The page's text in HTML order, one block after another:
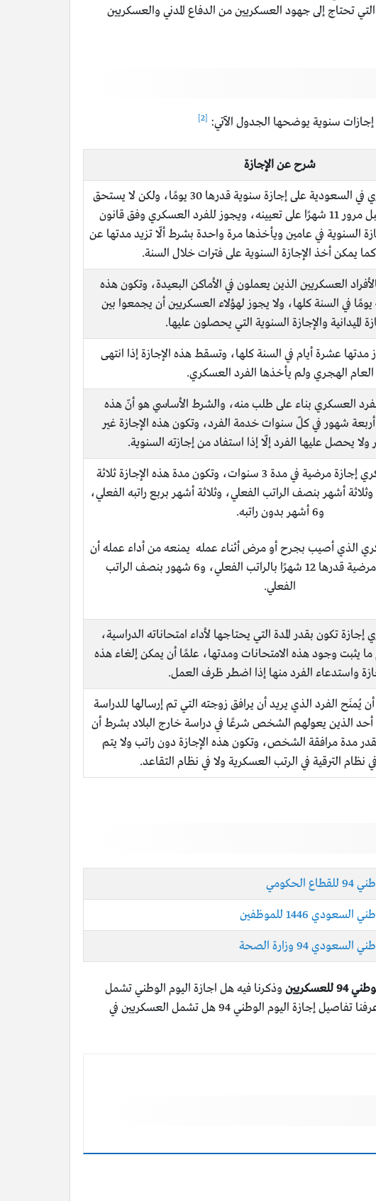
تحتاج إلى جهود العسكريين من الدفاع المدني والعسكريين
سنوية يوضحها الجدول الآتي: [2]
شرح عن الإجازة
يحصل الفرد العسكري في السعودية على إجازة سنوية قدرها 30 يومًا، ولكن لا يستحق
الفرد هذه الإجازة قبل مرور 11 شهرًا على تعيينه، ويجوز للفرد العسكري وفق قانون
السنوية في عامين ويأخذها مرة واحدة بشرط ألّا تزيد مدتها عن
العسكريين الذين يعملون في الأماكن البعيدة، وتكون هذه
الإجازة بين 15 و 45 يومًا في السنة كلها، ولا يجوز لهؤلاء العسكريين أن يجمعوا بين
الميدانية والإجازة السنوية التي يحصلون عليها.
مدتها عشرة أيام في السنة كلها، وتسقط هذه الإجازة إذا انتهى
العام الهجري ولم يأخذها الفرد العسكري.
العسكري بناء على طلب منه، والشرط الأساسي هو أنّ هذه
أربعة شهور في كلّ سنوات خدمة الفرد، وتكون هذه الإجازة غير
يحصل عليها الفرد إلّا إذا استفاد من إجازته السنوية.
يستحق الفرد العسكري إجازة مرضية في مدة 3 سنوات، وتكون مدة هذه الإجازة ثلاثة
أشهر بنصف الراتب الفعلي، وثلاثة أشهر بربع راتبه الفعلي،
و6 أشهر بدون راتبه.
الذي أصيب بجرح أو مرض أثناء عمله يمنعه من أداء عمله أن
يحصل على إجازة مرضية قدرها 12 شهرًا بالراتب الفعلي، و6 شهور بنصف الراتب
الفعلي.
تكون بقدر المدة التي يحتاجها لأداء امتحاناته الدراسية،
يثبت وجود هذه الامتحانات ومدتها، علمًا أن يمكن إلغاء هذه
واستدعاء الفرد منها إذا اضطر ظرف العمل.
يُمنَح الفرد الذي يريد أن يرافق زوجته التي تم إرسالها للدراسة
أحد الذين يعولهم الشخص شرعًا في دراسة خارج البلاد بشرط أن
مدة مرافقة الشخص، وتكون هذه الإجازة دون راتب ولا يتم
نظام الترقية في الرتب العسكرية ولا في نظام التقاعد.
1446 للموظفين
94 وزارة الصحة
وذكرنا فيه هل اجازة اليوم الوطني تشمل
العسكريين ثمَّ قدمنا في ختامه معلومات مفصلة عن إجازات الأفراد العسكريين في السعودية خلال السنة، وبذلك عرفنا تفاصيل إجازة اليوم الوطني 94 هل تشمل العسكريين في